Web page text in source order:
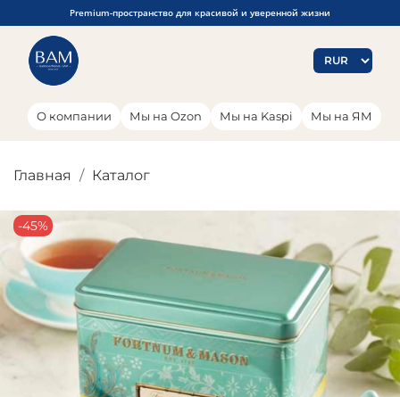
Premium-пространство для красивой и уверенной жизни
О компании Мы на Ozon Мы на Kaspi Мы на ЯМ
Главная Каталог
-45%